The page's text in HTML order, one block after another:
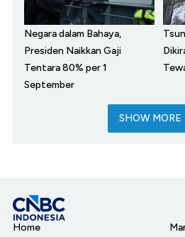
Negara dalam Bahaya,
Presiden Naikkan Gaji
Tentara 80% per 1
September
SHOW MORE
Home